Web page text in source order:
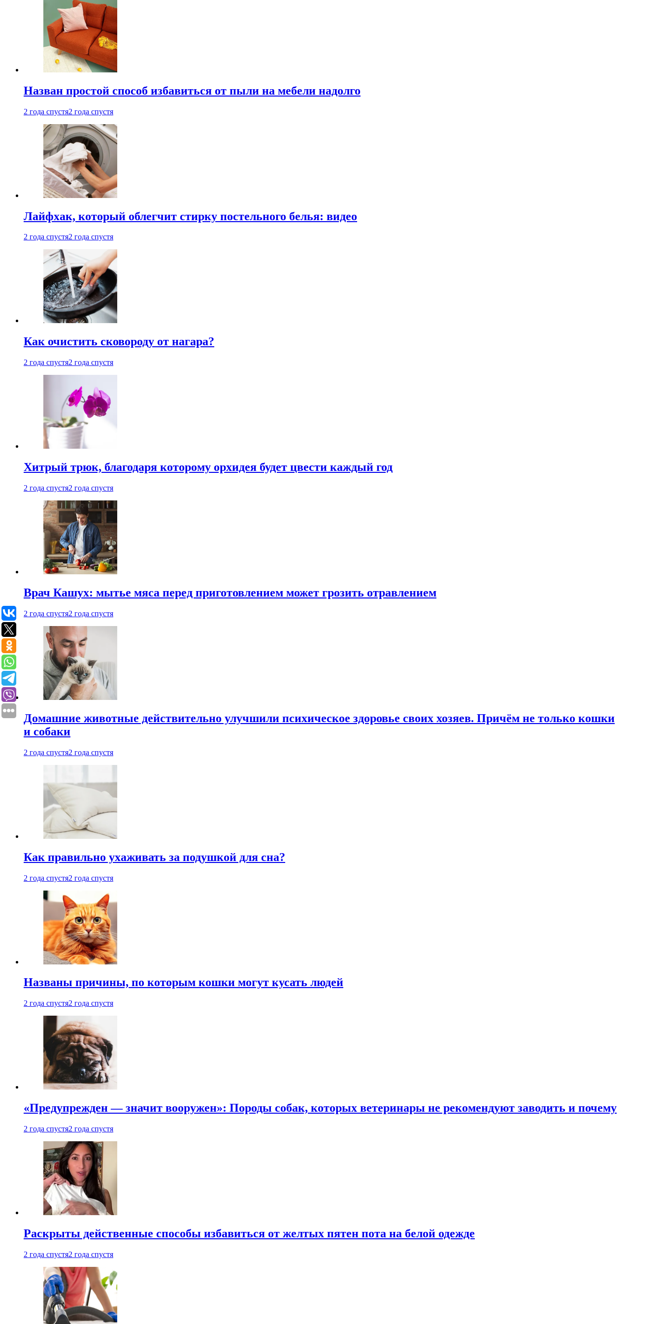
Назван простой способ избавиться от пыли на мебели надолго
2 года спустя2 года спустя
Лайфхак, который облегчит стирку постельного белья: видео
2 года спустя2 года спустя
Как очистить сковороду от нагара?
2 года спустя2 года спустя
Хитрый трюк, благодаря которому орхидея будет цвести каждый год
2 года спустя2 года спустя
Врач Кашух: мытье мяса перед приготовлением может грозить отравлением
2 года спустя2 года спустя
Домашние животные действительно улучшили психическое здоровье своих хозяев. Причём не только кошки
и собаки
2 года спустя2 года спустя
Как правильно ухаживать за подушкой для сна?
2 года спустя2 года спустя
Названы причины, по которым кошки могут кусать людей
2 года спустя2 года спустя
«Предупрежден — значит вооружен»: Породы собак, которых ветеринары не рекомендуют заводить и почему
2 года спустя2 года спустя
Раскрыты действенные способы избавиться от желтых пятен пота на белой одежде
2 года спустя2 года спустя